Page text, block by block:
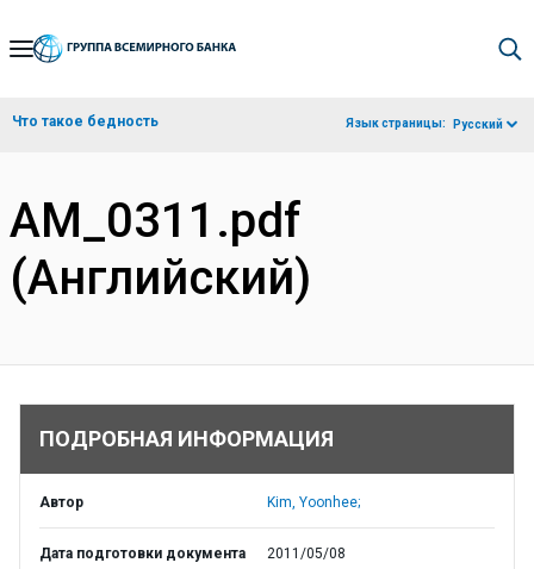
Skip
Navigation
Что такое бедность Язык страницы: Русский
AM_0311.pdf
(Английский)
ПОДРОБНАЯ ИНФОРМАЦИЯ
Автор Kim, Yoonhee;
Дата подготовки документа 2011/05/08